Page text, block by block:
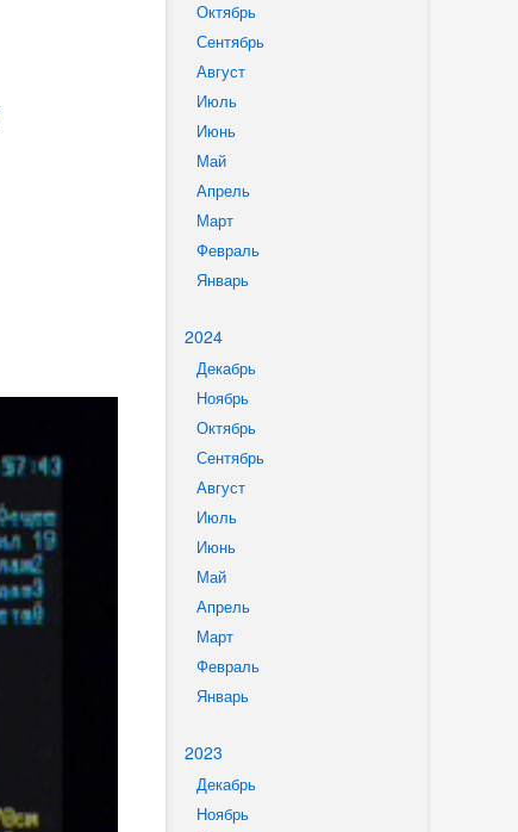
Октябрь
Сентябрь
Август
Июль
Июнь
Май
Апрель
Март
Февраль
Январь
2024
Декабрь
Ноябрь
Октябрь
Сентябрь
Август
Июль
Июнь
Май
Апрель
Март
Февраль
Январь
2023
Декабрь
Ноябрь